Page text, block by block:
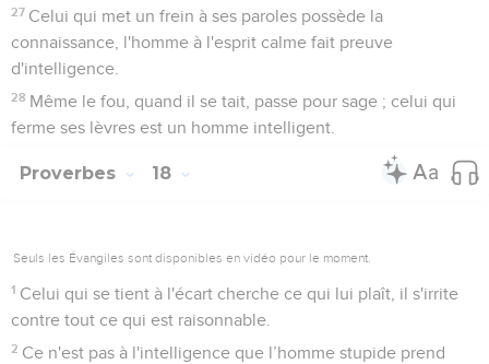
27 Celui qui met un frein à ses paroles possède la
connaissance, l'homme à l'esprit calme fait preuve
d'intelligence.
28 Même le fou, quand il se tait, passe pour sage ; celui qui
ferme ses lèvres est un homme intelligent.
Proverbes 18
Seuls les Évangiles sont disponibles en vidéo pour le moment.
1 Celui qui se tient à l'écart cherche ce qui lui plaît, il s'irrite
contre tout ce qui est raisonnable.
2 Ce n'est pas à l'intelligence que l’homme stupide prend